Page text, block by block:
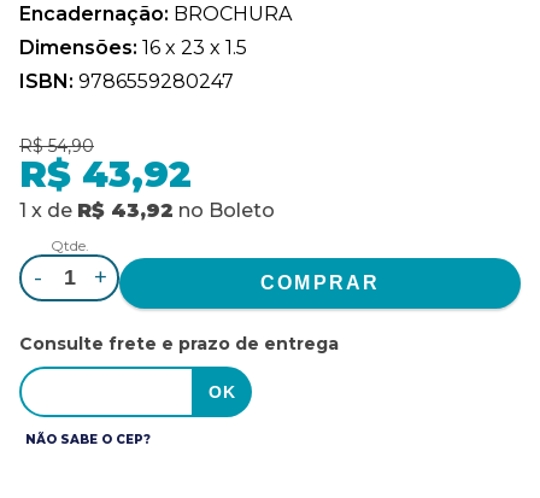
Encadernação: BROCHURA
Dimensões: 16 x 23 x 1.5
ISBN: 9786559280247
R$ 54,90
R$ 43,92
1 x de R$ 43,92 no Boleto
Qtde.
- +
Consulte frete e prazo de entrega
NÃO SABE O CEP?